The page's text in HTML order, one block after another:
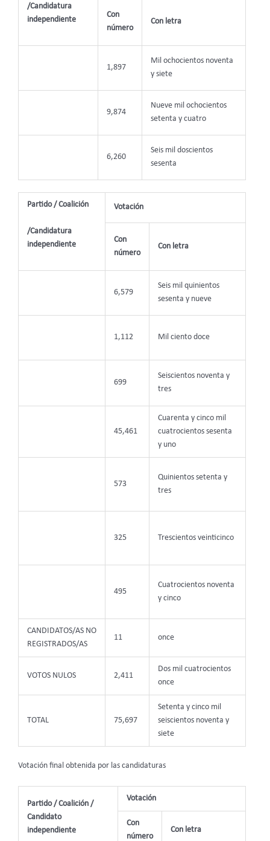
/Candidatura
independiente
Con
número
Con letra
1,897
Mil ochocientos noventa
y siete
9,874
Nueve mil ochocientos
setenta y cuatro
6,260
Seis mil doscientos
sesenta
Partido / Coalición
/Candidatura
independiente
Votación
Con
número
Con letra
6,579
Seis mil quinientos
sesenta y nueve
1,112 Mil ciento doce
699
Seiscientos noventa y
tres
45,461
Cuarenta y cinco mil
cuatrocientos sesenta
y uno
573
Quinientos setenta y
tres
325 Trescientos veinticinco
495
Cuatrocientos noventa
y cinco
CANDIDATOS/AS NO
REGISTRADOS/AS
11 once
VOTOS NULOS 2,411
Dos mil cuatrocientos
once
TOTAL 75,697
Setenta y cinco mil
seiscientos noventa y
siete
Votación final obtenida por las candidaturas
Partido / Coalición /
Candidato
independiente
Votación
Con
número
Con letra